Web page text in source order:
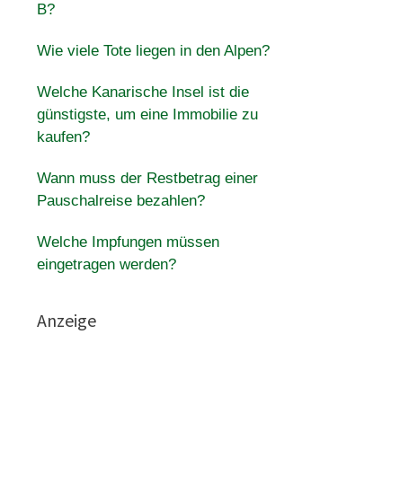
B?
Wie viele Tote liegen in den Alpen?
Welche Kanarische Insel ist die
günstigste, um eine Immobilie zu
kaufen?
Wann muss der Restbetrag einer
Pauschalreise bezahlen?
Welche Impfungen müssen
eingetragen werden?
Anzeige